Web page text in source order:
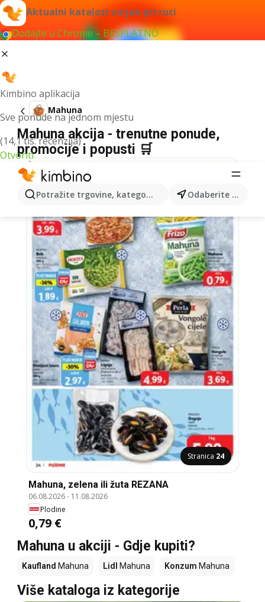
Aktualni katalozi uvijek pri ruci
Dodajte u Chrome – BESPLATNO
Kimbino aplikacija
Sve ponude na jednom mjestu
(14,1 tis. recenzija)
Otvoriti
Potražite trgovine, kategorije, proizvode... Odaberite grad
Mahuna
Mahuna akcija - trenutne ponude,
promocije i popusti 🛒
Stranica 24
Mahuna, zelena ili žuta REZANA
06.08.2026- 11.08.2026
Plodine
0,79 €
Mahuna u akciji - Gdje kupiti?
Kaufland Mahuna Lidl Mahuna Konzum Mahuna
Više kataloga iz kategorije